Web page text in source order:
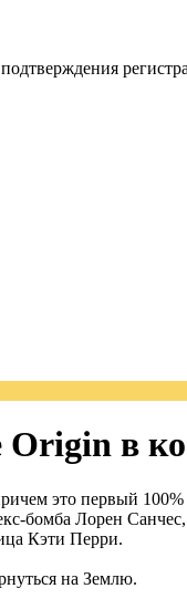
в
это первый
бомба Лорен
Кэти Перри.
на Землю.